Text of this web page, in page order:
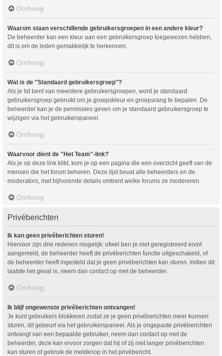
Omhoog
Waarom staan verschillende gebruikersgroepen in een andere kleur?
De beheerder kan een kleur aan een gebruikersgroep toegewezen hebben,
dit is om de leden gemakkelijk te herkennen.
Omhoog
Wat is de "Standaard gebruikersgroep"?
Als je lid bent van meerdere gebruikersgroepen, word je standaard
gebruikersgroep gebruikt om je groepskleur en groepsrang te bepalen. De
beheerder kan je de permissies geven om je standaard gebruikersgroep te
wijzigen via het gebruikerspaneel.
Omhoog
Waarvoor dient de "Het Team"-link?
Als je op deze link klikt, kom je op een pagina die een overzicht geeft van de
mensen die het forum beheren. Deze lijst bevat alle beheerders en de
moderators, met bijhorende details omtrent welke forums ze modereren.
Omhoog
Privéberichten
Ik kan geen privéberichten sturen!
Hiervoor zijn drie redenen mogelijk: ofwel ben je niet geregistreerd en/of
aangemeld, de beheerder heeft de privéberichten functie uitgeschakeld, of
de beheerder heeft ingesteld dat je geen privéberichten kan sturen. Indien dit
laatste het geval is, neem dan contact op met de beheerder.
Omhoog
Ik blijf ongewenste privéberichten ontvangen!
Je kunt gebruikers blokkeren zodat ze je geen privéberichten meer kunnen
sturen, dit gebeurt via het gebruikerspaneel. Als je ongepaste privéberichten
ontvangt van een bepaalde gebruiker, neem dan contact op met de
beheerder, deze kan ervoor zorgen dat hij of zij niet langer privéberichten
kan sturen of gebruik de meldknop in het privébericht.